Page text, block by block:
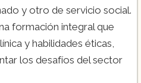
y otro de servicio social.
formación integral que
y habilidades éticas,
los desafíos del sector